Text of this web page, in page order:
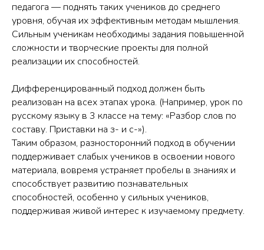
педагога — поднять таких учеников до среднего
уровня, обучая их эффективным методам мышления.
Сильным ученикам необходимы задания повышенной
сложности и творческие проекты для полной
реализации их способностей.
Дифференцированный подход должен быть
реализован на всех этапах урока. (Например, урок по
русскому языку в 3 классе на тему: «Разбор слов по
составу. Приставки на з- и с-»).
Таким образом, разносторонний подход в обучении
поддерживает слабых учеников в освоении нового
материала, вовремя устраняет пробелы в знаниях и
способствует развитию познавательных
способностей, особенно у сильных учеников,
поддерживая живой интерес к изучаемому предмету.